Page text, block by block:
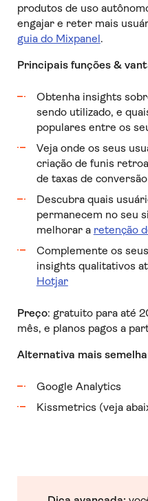
produtos de uso
engajar e reter mais
guia do Mixpanel.
Principais funções &
Obtenha insights
sendo utilizado, e
populares entre os
Veja onde os seus
criação de funis
de taxas de
Descubra quais
permanecem no seu
melhorar a retenção
Complemente os
insights qualitativos
Hotjar
Preço: gratuito para até
mês, e planos pagos a
Alternativa mais
Google Analytics
Kissmetrics (veja